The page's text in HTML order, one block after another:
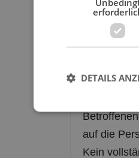
Achtung
fragen
auf die
Kein
DETAILS